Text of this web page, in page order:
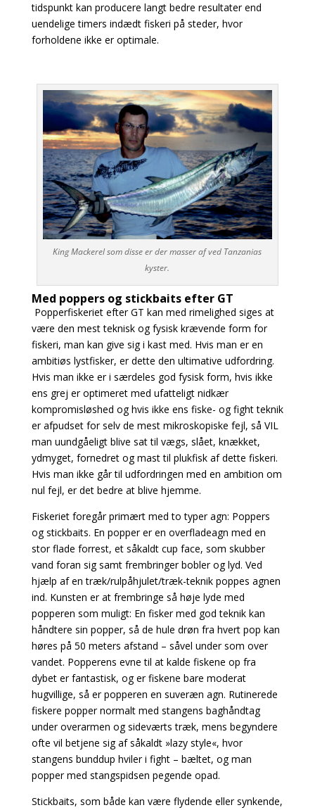
tidspunkt kan producere langt bedre resultater end
uendelige timers indædt fiskeri på steder, hvor
forholdene ikke er optimale.
King Mackerel som disse er der masser af ved Tanzanias
kyster.
Med poppers og stickbaits efter GT
Popperfiskeriet efter GT kan med rimelighed siges at
være den mest teknisk og fysisk krævende form for
fiskeri, man kan give sig i kast med. Hvis man er en
ambitiøs lystfisker, er dette den ultimative udfordring.
Hvis man ikke er i særdeles god fysisk form, hvis ikke
ens grej er optimeret med ufatteligt nidkær
kompromisløshed og hvis ikke ens fiske- og fight teknik
er afpudset for selv de mest mikroskopiske fejl, så VIL
man uundgåeligt blive sat til vægs, slået, knækket,
ydmyget, fornedret og mast til plukfisk af dette fiskeri.
Hvis man ikke går til udfordringen med en ambition om
nul fejl, er det bedre at blive hjemme.
Fiskeriet foregår primært med to typer agn: Poppers
og stickbaits. En popper er en overfladeagn med en
stor flade forrest, et såkaldt cup face, som skubber
vand foran sig samt frembringer bobler og lyd. Ved
hjælp af en træk/rulpåhjulet/træk-teknik poppes agnen
ind. Kunsten er at frembringe så høje lyde med
popperen som muligt: En fisker med god teknik kan
håndtere sin popper, så de hule drøn fra hvert pop kan
høres på 50 meters afstand – såvel under som over
vandet. Popperens evne til at kalde fiskene op fra
dybet er fantastisk, og er fiskene bare moderat
hugvillige, så er popperen en suveræn agn. Rutinerede
fiskere popper normalt med stangens baghåndtag
under overarmen og sideværts træk, mens begyndere
ofte vil betjene sig af såkaldt »lazy style«, hvor
stangens bunddup hviler i fight – bæltet, og man
popper med stangspidsen pegende opad.
Stickbaits, som både kan være flydende eller synkende,